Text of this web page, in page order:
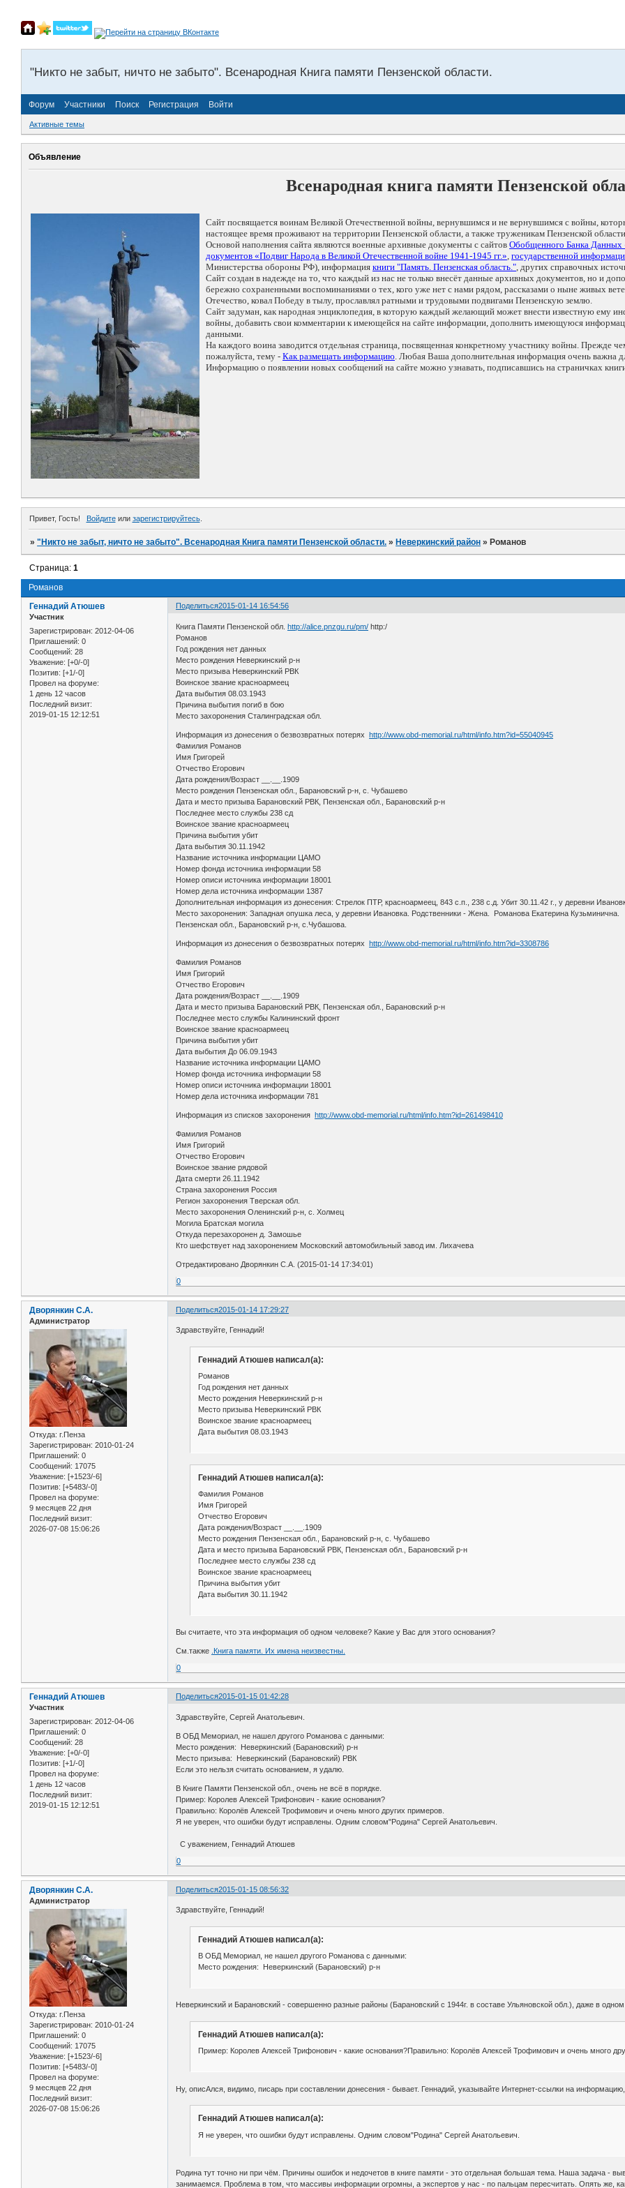
"Никто не забыт, ничто не забыто". Всенародная Книга памяти Пензенской области.
Форум Участники Поиск Регистрация Войти
Активные темы
Объявление
Всенародная книга памяти Пензенской
Сайт посвящается воинам Великой Отечественной войны, вернувшимся и не вернувшимся с войны,
настоящее время проживают на территории Пензенской области, а также труженикам Пензенской
Основой наполнения сайта являются военные архивные документы с сайтов Обобщенного Банка
документов «Подвиг Народа в Великой Отечественной войне 1941-1945 гг.», государственной
Министерства обороны РФ), информация книги "Память. Пензенская область.", других справочных
Сайт создан в надежде на то, что каждый из нас не только внесёт данные архивных документов, но и
бережно сохраненными воспоминаниями о тех, кого уже нет с нами рядом, рассказами о ныне живых
Отечество, ковал Победу в тылу, прославлял ратными и трудовыми подвигами Пензенскую землю.
Сайт задуман, как народная энциклопедия, в которую каждый желающий может внести известную ему
войны, добавить свои комментарии к имеющейся на сайте информации, дополнить имеющуюся
данными.
На каждого воина заводится отдельная страница, посвященная конкретному участнику войны. Прежде
пожалуйста, тему - Как размещать информацию. Любая Ваша дополнительная информация очень важна
Информацию о появлении новых сообщений на сайте можно узнавать, подписавшись на страничках
Привет, Гость! Войдитеили зарегистрируйтесь.
»"Никто не забыт, ничто не забыто". Всенародная Книга памяти Пензенской области. » Неверкинский район » Романов
Романов
Страница:1
Поделиться2015-01-14 16:54:56
Геннадий Атюшев
Участник
Зарегистрирован: 2012-04-06
Приглашений: 0
Сообщений: 28
Уважение: [+0/-0]
Позитив: [+1/-0]
Провел на форуме:
1 день 12 часов
Последний визит:
2019-01-15 12:12:51
Книга Памяти Пензенской обл.http://alice.pnzgu.ru/pm/ http:/
Романов
Год рождения нет данных
Место рождения Неверкинский р-н
Место призыва Неверкинский РВК
Воинское звание красноармеец
Дата выбытия 08.03.1943
Причина выбытия погиб в бою
Место захоронения Сталинградская обл.
Информация из донесения о безвозвратных потеряхhttp://www.obd-memorial.ru/html/info.htm?id=55040945
Фамилия Романов
Имя Григорей
Отчество Егорович
Дата рождения/Возраст __.__.1909
Место рождения Пензенская обл., Барановский р-н, с. Чубашево
Дата и место призыва Барановский РВК, Пензенская обл., Барановский р-н
Последнее место службы 238 сд
Воинское звание красноармеец
Причина выбытия убит
Дата выбытия 30.11.1942
Название источника информации ЦАМО
Номер фонда источника информации 58
Номер описи источника информации 18001
Номер дела источника информации 1387
Дополнительная информация из донесения: Стрелок ПТР, красноармеец, 843 с.п., 238 с.д. Убит 30.11.42 г., у деревни
Место захоронения: Западная опушка леса, у деревни Ивановка. Родственники - Жена. Романова Екатерина Кузьминична.
Пензенская обл., Барановский р-н, с.Чубашова.
Информация из донесения о безвозвратных потеряхhttp://www.obd-memorial.ru/html/info.htm?id=3308786
Фамилия Романов
Имя Григорий
Отчество Егорович
Дата рождения/Возраст __.__.1909
Дата и место призыва Барановский РВК, Пензенская обл., Барановский р-н
Последнее место службы Калининский фронт
Воинское звание красноармеец
Причина выбытия убит
Дата выбытия До 06.09.1943
Название источника информации ЦАМО
Номер фонда источника информации 58
Номер описи источника информации 18001
Номер дела источника информации 781
Информация из списков захороненияhttp://www.obd-memorial.ru/html/info.htm?id=261498410
Фамилия Романов
Имя Григорий
Отчество Егорович
Воинское звание рядовой
Дата смерти 26.11.1942
Страна захоронения Россия
Регион захоронения Тверская обл.
Место захоронения Оленинский р-н, с. Холмец
Могила Братская могила
Откуда перезахоронен д. Замошье
Кто шефствует над захоронением Московский автомобильный завод им. Лихачева
Отредактировано Дворянкин С.А. (2015-01-14 17:34:01)
0
Поделиться2015-01-14 17:29:27
Дворянкин С.А.
Администратор
Откуда: г.Пенза
Зарегистрирован: 2010-01-24
Приглашений: 0
Сообщений: 17075
Уважение: [+1523/-6]
Позитив: [+5483/-0]
Провел на форуме:
9 месяцев 22 дня
Последний визит:
2026-07-08 15:06:26
Здравствуйте, Геннадий!
Геннадий Атюшев написал(а):
Романов
Год рождения нет данных
Место рождения Неверкинский р-н
Место призыва Неверкинский РВК
Воинское звание красноармеец
Дата выбытия 08.03.1943
Геннадий Атюшев написал(а):
Фамилия Романов
Имя Григорей
Отчество Егорович
Дата рождения/Возраст __.__.1909
Место рождения Пензенская обл., Барановский р-н, с. Чубашево
Дата и место призыва Барановский РВК, Пензенская обл., Барановский р-н
Последнее место службы 238 сд
Воинское звание красноармеец
Причина выбытия убит
Дата выбытия 30.11.1942
Вы считаете, что эта информация об одном человеке? Какие у Вас для этого основания?
См.также
.Книга памяти. Их имена неизвестны.
0
Поделиться2015-01-15 01:42:28
Геннадий Атюшев
Участник
Зарегистрирован: 2012-04-06
Приглашений: 0
Сообщений: 28
Уважение: [+0/-0]
Позитив: [+1/-0]
Провел на форуме:
1 день 12 часов
Последний визит:
2019-01-15 12:12:51
Здравствуйте, Сергей Анатольевич.
В ОБД Мемориал, не нашел другого Романова с данными:
Место рождения: Неверкинский (Барановский) р-н
Место призыва: Неверкинский (Барановский) РВК
Если это нельзя считать основанием, я удалю.
В Книге Памяти Пензенской обл., очень не всё в порядке.
Пример: Королев Алексей Трифонович - какие основания?
Правильно: Королёв Алексей Трофимович и очень много других примеров.
Я не уверен, что ошибки будут исправлены. Одним словом"Родина" Сергей Анатольевич.
С уважением, Геннадий Атюшев
0
Поделиться2015-01-15 08:56:32
Дворянкин С.А.
Администратор
Откуда: г.Пенза
Зарегистрирован: 2010-01-24
Приглашений: 0
Сообщений: 17075
Уважение: [+1523/-6]
Позитив: [+5483/-0]
Провел на форуме:
9 месяцев 22 дня
Последний визит:
2026-07-08 15:06:26
Здравствуйте, Геннадий!
Геннадий Атюшев написал(а):
В ОБД Мемориал, не нашел другого Романова с данными:
Место рождения: Неверкинский (Барановский) р-н
Неверкинский и Барановский - совершенно разные районы (Барановский с 1944г. в составе Ульяновской обл.), даже в
Геннадий Атюшев написал(а):
Пример: Королев Алексей Трифонович - какие основания?Правильно: Королёв Алексей Трофимович и очень много
Ну, описАлся, видимо, писарь при составлении донесения - бывает. Геннадий, указывайте Интернет-ссылки на
Геннадий Атюшев написал(а):
Я не уверен, что ошибки будут исправлены. Одним словом"Родина" Сергей Анатольевич.
Родина тут точно ни при чём. Причины ошибок и недочетов в книге памяти - это отдельная большая тема. Наша задача -
занимаемся. Проблема в том, что массивы информации огромны, а экспертов у нас - по пальцам пересчитать. Опять же,